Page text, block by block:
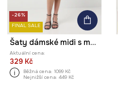
-26%
FINAL SALE
Šaty dámské midi s metalickou nití
Aktuální cena:
329 Kč
Běžná cena: 1099 Kč
Nejnižší cena: 449 Kč